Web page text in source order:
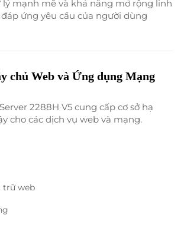
lý mạnh mẽ và khả năng mở rộng linh
ứng yêu cầu của người dùng
chủ Web và Ứng dụng Mạng
2288H V5 cung cấp cơ sở hạ
cho các dịch vụ web và mạng.
trữ web